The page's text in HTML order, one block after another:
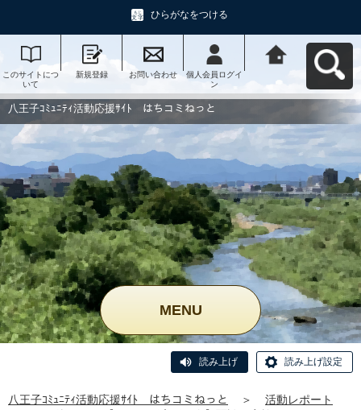
ひらがなをつける
このサイトにつ
いて
新規登録 お問い合わせ
個人会員ログイ
ン
動応援ｻｲﾄ はち
コミねっとへ戻
八王子ｺﾐｭﾆﾃｨ活動応援ｻｲﾄ はちコミねっと
MENU
読み上げ 読み上げ設定
八王子ｺﾐｭﾆﾃｨ活動応援ｻｲﾄ はちコミねっと ＞
活動レポート